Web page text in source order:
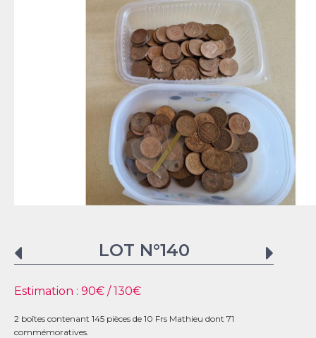
LOT N°140
Estimation : 90€ /130€
2 boîtes contenant 145 pièces de 10 Frs Mathieu dont 71
commémoratives.